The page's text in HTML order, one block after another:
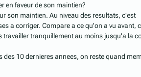
en faveur de son maintien?
son maintien. Au niveau des resultats, c'est
a corriger. Compare a ce qu'on a vu avant,
travailler tranquillement au moins jusqu'a la
10 dernieres annees, on reste quand